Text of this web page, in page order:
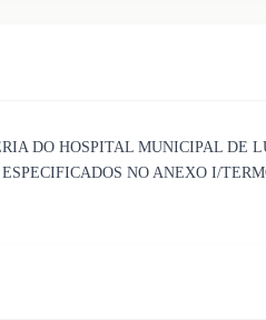
DO HOSPITAL MUNICIPAL DE
NO ANEXO I/